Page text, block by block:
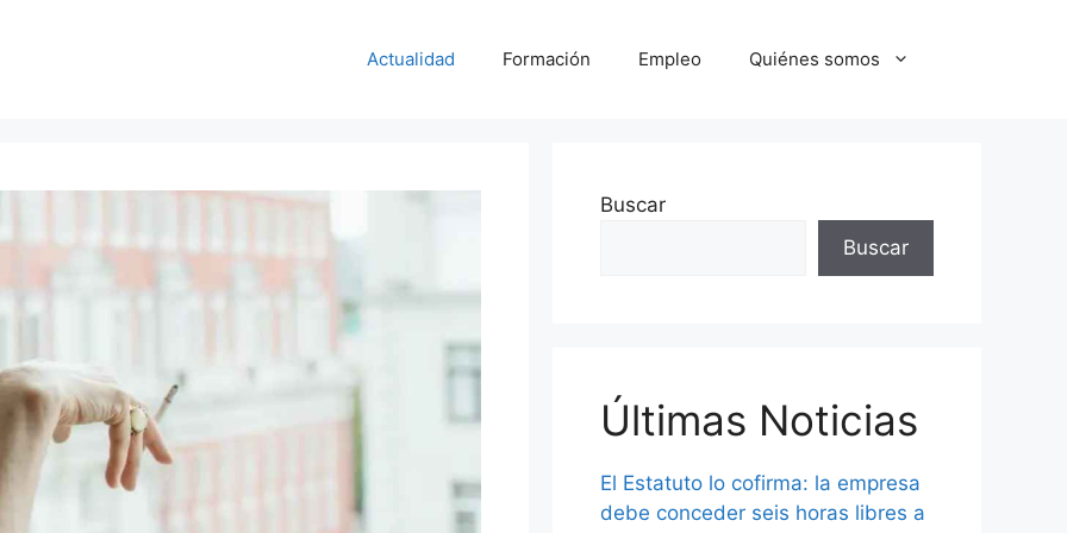
Actualidad Formación Empleo Quiénes somos
Buscar
Buscar
Últimas Noticias
El Estatuto lo cofirma: la empresa
debe conceder seis horas libres a